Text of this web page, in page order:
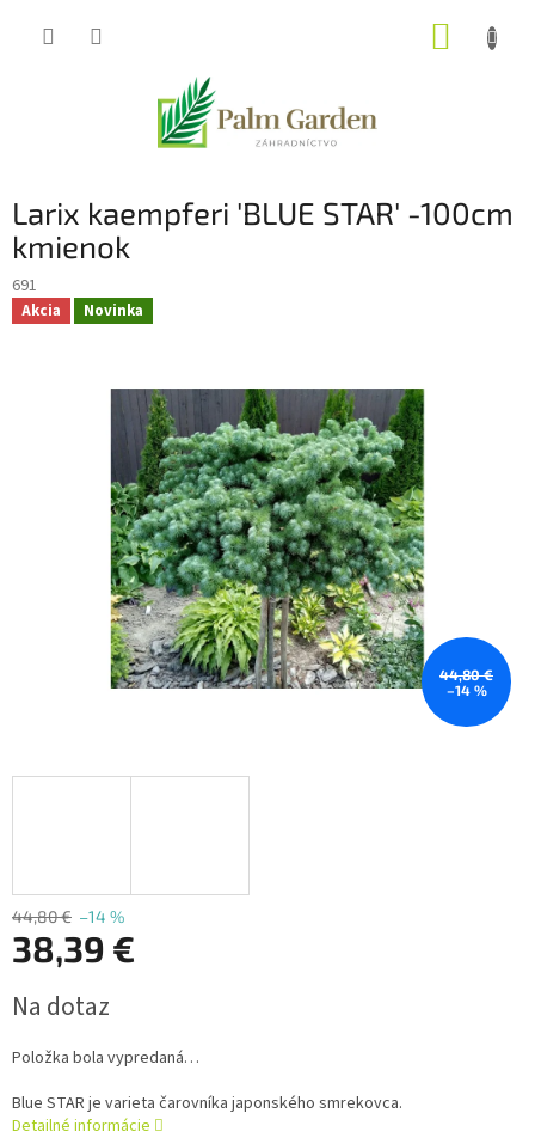
Larix kaempferi 'BLUE STAR' -100cm
kmienok
691
Akcia Novinka
44,80 €
–14 %
44,80 € –14 %
38,39 €
cena:
Na dotaz
Položka bola vypredaná…
Blue STAR je varieta čarovníka japonského smrekovca.
Detailné informácie